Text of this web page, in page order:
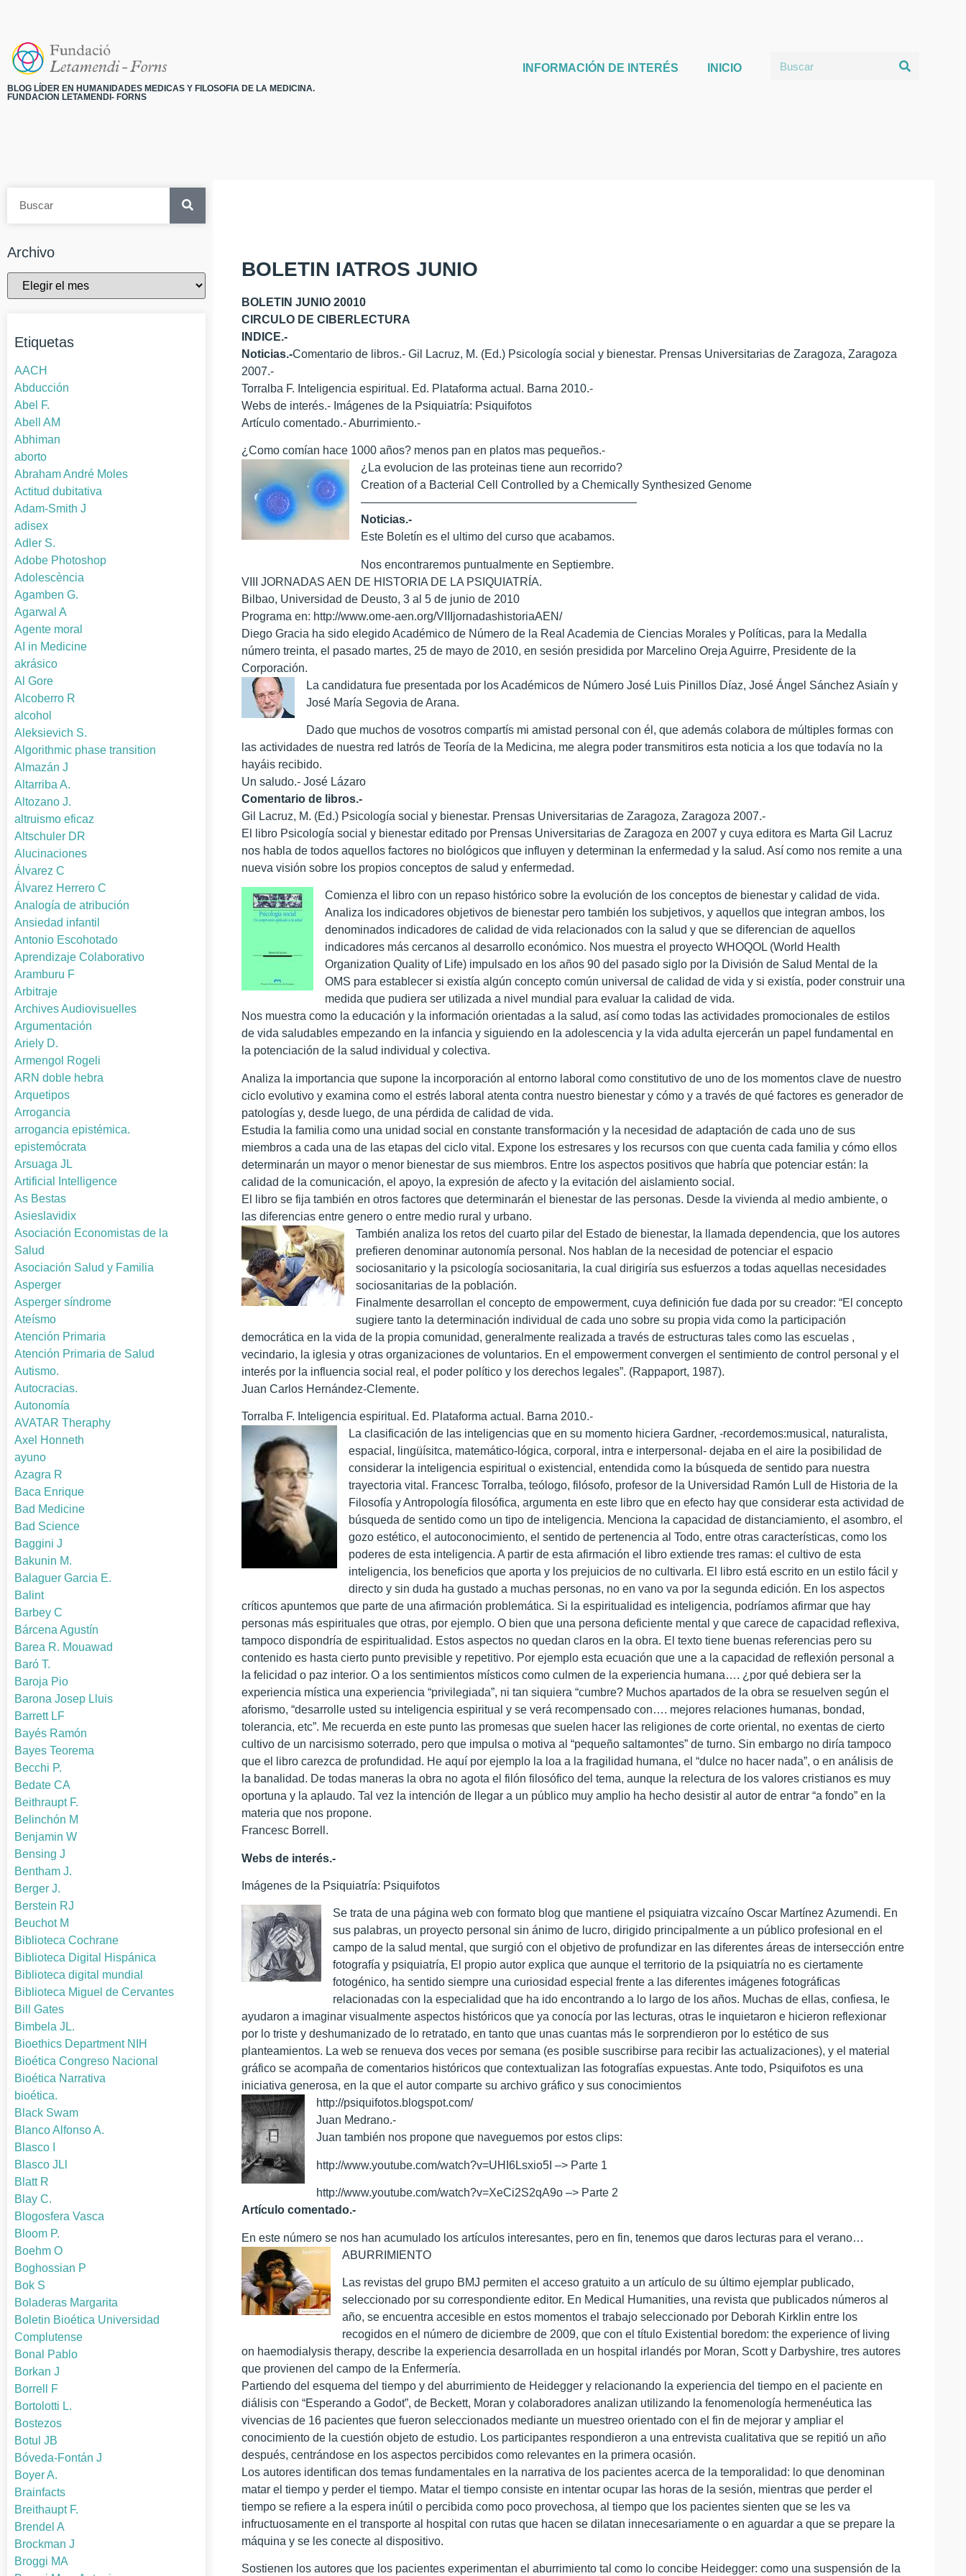
BLOG LÍDER EN HUMANIDADES MEDICAS Y FILOSOFIA DE LA MEDICINA.
FUNDACION LETAMENDI- FORNS
INFORMACIÓN DE INTERÉS INICIO
Archivo
Etiquetas
AACH
Abducción
Abel F.
Abell AM
Abhiman
aborto
Abraham André Moles
Actitud dubitativa
Adam-Smith J
adisex
Adler S.
Adobe Photoshop
Adolescència
Agamben G.
Agarwal A
Agente moral
AI in Medicine
akrásico
Al Gore
Alcoberro R
alcohol
Aleksievich S.
Algorithmic phase transition
Almazán J
Altarriba A.
Altozano J.
altruismo eficaz
Altschuler DR
Alucinaciones
Álvarez C
Álvarez Herrero C
Analogía de atribución
Ansiedad infantil
Antonio Escohotado
Aprendizaje Colaborativo
Aramburu F
Arbitraje
Archives Audiovisuelles
Argumentación
Ariely D.
Armengol Rogeli
ARN doble hebra
Arquetipos
Arrogancia
arrogancia epistémica.
epistemócrata
Arsuaga JL
Artificial Intelligence
As Bestas
Asieslavidix
Asociación Economistas de la
Salud
Asociación Salud y Familia
Asperger
Asperger síndrome
Ateísmo
Atención Primaria
Atención Primaria de Salud
Autismo.
Autocracias.
Autonomía
AVATAR Theraphy
Axel Honneth
ayuno
Azagra R
Baca Enrique
Bad Medicine
Bad Science
Baggini J
Bakunin M.
Balaguer Garcia E.
Balint
Barbey C
Bárcena Agustín
Barea R. Mouawad
Baró T.
Baroja Pio
Barona Josep Lluis
Barrett LF
Bayés Ramón
Bayes Teorema
Becchi P.
Bedate CA
Beithraupt F.
Belinchón M
Benjamin W
Bensing J
Bentham J.
Berger J.
Berstein RJ
Beuchot M
Biblioteca Cochrane
Biblioteca Digital Hispánica
Biblioteca digital mundial
Biblioteca Miguel de Cervantes
Bill Gates
Bimbela JL.
Bioethics Department NIH
Bioética Congreso Nacional
Bioética Narrativa
bioética.
Black Swam
Blanco Alfonso A.
Blasco I
Blasco JLl
Blatt R
Blay C.
Blogosfera Vasca
Bloom P.
Boehm O
Boghossian P
Bok S
Boladeras Margarita
Boletin Bioética Universidad
Complutense
Bonal Pablo
Borkan J
Borrell F
Bortolotti L.
Bostezos
Botul JB
Bóveda-Fontán J
Boyer A.
Brainfacts
Breithaupt F.
Brendel A
Brockman J
Broggi MA
BOLETIN IATROS JUNIO
BOLETIN JUNIO 20010
CIRCULO DE CIBERLECTURA
INDICE.-
Noticias.-Comentario de libros.- Gil Lacruz, M. (Ed.) Psicología social y bienestar. Prensas Universitarias de Zaragoza, Zaragoza
2007.-
Torralba F. Inteligencia espiritual. Ed. Plataforma actual. Barna 2010.-
Webs de interés.- Imágenes de la Psiquiatría: Psiquifotos
Artículo comentado.- Aburrimiento.-
¿Como comían hace 1000 años? menos pan en platos mas pequeños.-
¿La evolucion de las proteinas tiene aun recorrido?
Creation of a Bacterial Cell Controlled by a Chemically Synthesized Genome
————————————————————————
Noticias.-
Este Boletín es el ultimo del curso que acabamos.
Nos encontraremos puntualmente en Septiembre.
VIII JORNADAS AEN DE HISTORIA DE LA PSIQUIATRÍA.
Bilbao, Universidad de Deusto, 3 al 5 de junio de 2010
Programa en: http://www.ome-aen.org/VIIIjornadashistoriaAEN/
Diego Gracia ha sido elegido Académico de Número de la Real Academia de Ciencias Morales y Políticas, para la Medalla
número treinta, el pasado martes, 25 de mayo de 2010, en sesión presidida por Marcelino Oreja Aguirre, Presidente de la
Corporación.
La candidatura fue presentada por los Académicos de Número José Luis Pinillos Díaz, José Ángel Sánchez Asiaín y
José María Segovia de Arana.
Dado que muchos de vosotros compartís mi amistad personal con él, que además colabora de múltiples formas con
las actividades de nuestra red Iatrós de Teoría de la Medicina, me alegra poder transmitiros esta noticia a los que todavía no la
hayáis recibido.
Un saludo.- José Lázaro
Comentario de libros.-
Gil Lacruz, M. (Ed.) Psicología social y bienestar. Prensas Universitarias de Zaragoza, Zaragoza 2007.-
El libro Psicología social y bienestar editado por Prensas Universitarias de Zaragoza en 2007 y cuya editora es Marta Gil Lacruz
nos habla de todos aquellos factores no biológicos que influyen y determinan la enfermedad y la salud. Así como nos remite a una
nueva visión sobre los propios conceptos de salud y enfermedad.
Comienza el libro con un repaso histórico sobre la evolución de los conceptos de bienestar y calidad de vida.
Analiza los indicadores objetivos de bienestar pero también los subjetivos, y aquellos que integran ambos, los
denominados indicadores de calidad de vida relacionados con la salud y que se diferencian de aquellos
indicadores más cercanos al desarrollo económico. Nos muestra el proyecto WHOQOL (World Health
Organization Quality of Life) impulsado en los años 90 del pasado siglo por la División de Salud Mental de la
OMS para establecer si existía algún concepto común universal de calidad de vida y si existía, poder construir una
medida que pudiera ser utilizada a nivel mundial para evaluar la calidad de vida.
Nos muestra como la educación y la información orientadas a la salud, así como todas las actividades promocionales de estilos
de vida saludables empezando en la infancia y siguiendo en la adolescencia y la vida adulta ejercerán un papel fundamental en
la potenciación de la salud individual y colectiva.
Analiza la importancia que supone la incorporación al entorno laboral como constitutivo de uno de los momentos clave de nuestro
ciclo evolutivo y examina como el estrés laboral atenta contra nuestro bienestar y cómo y a través de qué factores es generador de
patologías y, desde luego, de una pérdida de calidad de vida.
Estudia la familia como una unidad social en constante transformación y la necesidad de adaptación de cada uno de sus
miembros a cada una de las etapas del ciclo vital. Expone los estresares y los recursos con que cuenta cada familia y cómo ellos
determinarán un mayor o menor bienestar de sus miembros. Entre los aspectos positivos que habría que potenciar están: la
calidad de la comunicación, el apoyo, la expresión de afecto y la evitación del aislamiento social.
El libro se fija también en otros factores que determinarán el bienestar de las personas. Desde la vivienda al medio ambiente, o
las diferencias entre genero o entre medio rural y urbano.
También analiza los retos del cuarto pilar del Estado de bienestar, la llamada dependencia, que los autores
prefieren denominar autonomía personal. Nos hablan de la necesidad de potenciar el espacio
sociosanitario y la psicología sociosanitaria, la cual dirigiría sus esfuerzos a todas aquellas necesidades
sociosanitarias de la población.
Finalmente desarrollan el concepto de empowerment, cuya definición fue dada por su creador: “El concepto
sugiere tanto la determinación individual de cada uno sobre su propia vida como la participación
democrática en la vida de la propia comunidad, generalmente realizada a través de estructuras tales como las escuelas ,
vecindario, la iglesia y otras organizaciones de voluntarios. En el empowerment convergen el sentimiento de control personal y el
interés por la influencia social real, el poder político y los derechos legales”. (Rappaport, 1987).
Juan Carlos Hernández-Clemente.
Torralba F. Inteligencia espiritual. Ed. Plataforma actual. Barna 2010.-
La clasificación de las inteligencias que en su momento hiciera Gardner, -recordemos:musical, naturalista,
espacial, lingüísitca, matemático-lógica, corporal, intra e interpersonal- dejaba en el aire la posibilidad de
considerar la inteligencia espiritual o existencial, entendida como la búsqueda de sentido para nuestra
trayectoria vital. Francesc Torralba, teólogo, filósofo, profesor de la Universidad Ramón Lull de Historia de la
Filosofía y Antropología filosófica, argumenta en este libro que en efecto hay que considerar esta actividad de
búsqueda de sentido como un tipo de inteligencia. Menciona la capacidad de distanciamiento, el asombro, el
gozo estético, el autoconocimiento, el sentido de pertenencia al Todo, entre otras características, como los
poderes de esta inteligencia. A partir de esta afirmación el libro extiende tres ramas: el cultivo de esta
inteligencia, los beneficios que aporta y los prejuicios de no cultivarla. El libro está escrito en un estilo fácil y
directo y sin duda ha gustado a muchas personas, no en vano va por la segunda edición. En los aspectos
críticos apuntemos que parte de una afirmación problemática. Si la espiritualidad es inteligencia, podríamos afirmar que hay
personas más espirituales que otras, por ejemplo. O bien que una persona deficiente mental y que carece de capacidad reflexiva,
tampoco dispondría de espiritualidad. Estos aspectos no quedan claros en la obra. El texto tiene buenas referencias pero su
contenido es hasta cierto punto previsible y repetitivo. Por ejemplo esta ecuación que une a la capacidad de reflexión personal a
la felicidad o paz interior. O a los sentimientos místicos como culmen de la experiencia humana…. ¿por qué debiera ser la
experiencia mística una experiencia “privilegiada”, ni tan siquiera “cumbre? Muchos apartados de la obra se resuelven según el
aforismo, “desarrolle usted su inteligencia espiritual y se verá recompensado con…. mejores relaciones humanas, bondad,
tolerancia, etc”. Me recuerda en este punto las promesas que suelen hacer las religiones de corte oriental, no exentas de cierto
cultivo de un narcisismo soterrado, pero que impulsa o motiva al “pequeño saltamontes” de turno. Sin embargo no diría tampoco
que el libro carezca de profundidad. He aquí por ejemplo la loa a la fragilidad humana, el “dulce no hacer nada”, o en análisis de
la banalidad. De todas maneras la obra no agota el filón filosófico del tema, aunque la relectura de los valores cristianos es muy
oportuna y la aplaudo. Tal vez la intención de llegar a un público muy amplio ha hecho desistir al autor de entrar “a fondo” en la
materia que nos propone.
Francesc Borrell.
Webs de interés.-
Imágenes de la Psiquiatría: Psiquifotos
Se trata de una página web con formato blog que mantiene el psiquiatra vizcaíno Oscar Martínez Azumendi. En
sus palabras, un proyecto personal sin ánimo de lucro, dirigido principalmente a un público profesional en el
campo de la salud mental, que surgió con el objetivo de profundizar en las diferentes áreas de intersección entre
fotografía y psiquiatría, El propio autor explica que aunque el territorio de la psiquiatría no es ciertamente
fotogénico, ha sentido siempre una curiosidad especial frente a las diferentes imágenes fotográficas
relacionadas con la especialidad que ha ido encontrando a lo largo de los años. Muchas de ellas, confiesa, le
ayudaron a imaginar visualmente aspectos históricos que ya conocía por las lecturas, otras le inquietaron e hicieron reflexionar
por lo triste y deshumanizado de lo retratado, en tanto que unas cuantas más le sorprendieron por lo estético de sus
planteamientos. La web se renueva dos veces por semana (es posible suscribirse para recibir las actualizaciones), y el material
gráfico se acompaña de comentarios históricos que contextualizan las fotografías expuestas. Ante todo, Psiquifotos es una
iniciativa generosa, en la que el autor comparte su archivo gráfico y sus conocimientos
http://psiquifotos.blogspot.com/
Juan Medrano.-
Juan también nos propone que naveguemos por estos clips:
http://www.youtube.com/watch?v=UHI6Lsxio5I –> Parte 1
http://www.youtube.com/watch?v=XeCi2S2qA9o –> Parte 2
Artículo comentado.-
En este número se nos han acumulado los artículos interesantes, pero en fin, tenemos que daros lecturas para el verano…
ABURRIMIENTO
Las revistas del grupo BMJ permiten el acceso gratuito a un artículo de su último ejemplar publicado,
seleccionado por su correspondiente editor. En Medical Humanities, una revista que publicados números al
año, se encuentra accesible en estos momentos el trabajo seleccionado por Deborah Kirklin entre los
recogidos en el número de diciembre de 2009, que con el título Existential boredom: the experience of living
on haemodialysis therapy, describe la experiencia desarrollada en un hospital irlandés por Moran, Scott y Darbyshire, tres autores
que provienen del campo de la Enfermería.
Partiendo del esquema del tiempo y del aburrimiento de Heidegger y relacionando la experiencia del tiempo en el paciente en
diálisis con “Esperando a Godot”, de Beckett, Moran y colaboradores analizan utilizando la fenomenología hermenéutica las
vivencias de 16 pacientes que fueron seleccionados mediante un muestreo orientado con el fin de mejorar y ampliar el
conocimiento de la cuestión objeto de estudio. Los participantes respondieron a una entrevista cualitativa que se repitió un año
después, centrándose en los aspectos percibidos como relevantes en la primera ocasión.
Los autores identifican dos temas fundamentales en la narrativa de los pacientes acerca de la temporalidad: lo que denominan
matar el tiempo y perder el tiempo. Matar el tiempo consiste en intentar ocupar las horas de la sesión, mientras que perder el
tiempo se refiere a la espera inútil o percibida como poco provechosa, al tiempo que los pacientes sienten que se les va
infructuosamente en el transporte al hospital con rutas que hacen se dilatan innecesariamente o en aguardar a que se prepare la
máquina y se les conecte al dispositivo.
Sostienen los autores que los pacientes experimentan el aburrimiento tal como lo concibe Heidegger: como una suspensión de la